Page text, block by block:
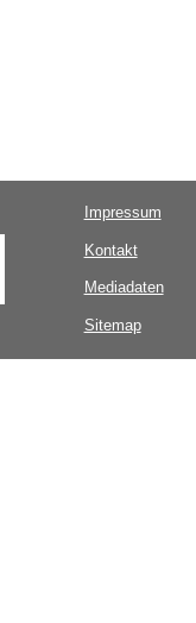
Impressum
Kontakt
Mediadaten
Sitemap